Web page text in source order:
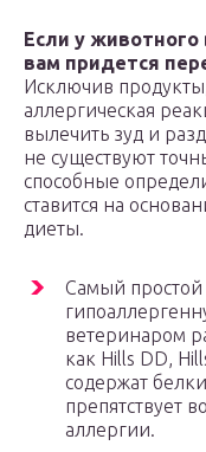
Если у
вам придется
Исключив
аллергическая
вылечить зуд и
не существуют
способные
ставится на
диеты.
Самый простой
ветеринаром
как Hills DD,
содержат
препятствует
аллергии.